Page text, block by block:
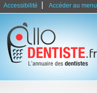
Accessibilité Accéder au menu